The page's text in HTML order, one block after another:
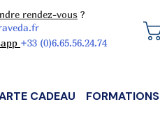
rendez-vous ?
+33 (0)6.65.56.24.74
CADEAU FORMATIONS